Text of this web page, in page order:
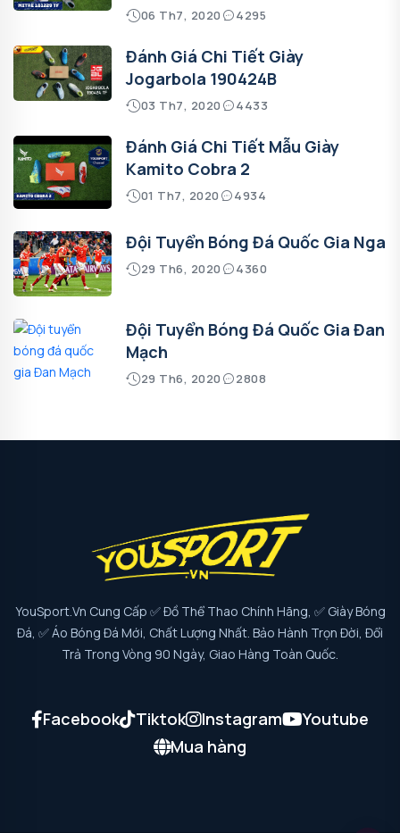
06 Th7, 2020 4295
Đánh Giá Chi Tiết Giày
Jogarbola 190424B
03 Th7, 2020 4433
Đánh Giá Chi Tiết Mẫu Giày
Kamito Cobra 2
01 Th7, 2020 4934
Đội Tuyển Bóng Đá Quốc Gia Nga
29 Th6, 2020 4360
Đội Tuyển Bóng Đá Quốc Gia Đan
Mạch
29 Th6, 2020 2808
YouSport.vn Cung Cấp ✅ Đồ Thể Thao Chính Hãng, ✅ Giày Bóng
Đá, ✅ Áo Bóng Đá Mới, Chất Lượng Nhất. Bảo Hành Trọn Đời, Đổi
Trả Trong Vòng 90 Ngày, Giao Hàng Toàn Quốc.
Facebook Tiktok Instagram
Youtube
Mua hàng